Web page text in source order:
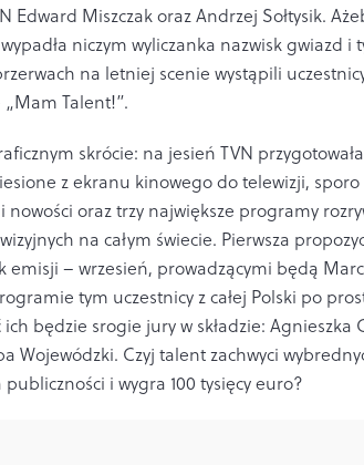
Edward Miszczak oraz Andrzej Sołtysik.
niczym wyliczanka nazwisk gwiazd i
na letniej scenie wystąpili
Talent!”.
skrócie: na jesień TVN
z ekranu kinowego do telewizji,
nowości oraz trzy największe programy
na całym świecie. Pierwsza
emisji – wrzesień, prowadzącymi będą
tym uczestnicy z całej Polski po
będzie srogie jury w składzie: Agnieszka
Wojewódzki. Czyj talent zachwyci
i wygra 100 tysięcy euro?